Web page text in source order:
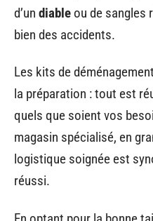
d’un diable ou de sangles
bien des accidents.
Les kits de
la préparation : tout est
quels que soient vos
magasin spécialisé, en
logistique soignée est
réussi.